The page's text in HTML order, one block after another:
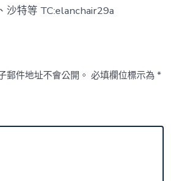
沙特等 TC:elanchair29a
郵件地址不會公開。 必填欄位標示為*